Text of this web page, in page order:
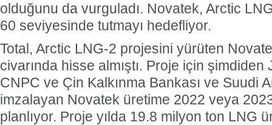
olduğunu da vurguladı. Novatek, Arctic
60 seviyesinde tutmayı hedefliyor.
Total, Arctic LNG-2 projesini yürüten
civarında hisse almıştı. Proje için
CNPC ve Çin Kalkınma Bankası ve Suudi
imzalayan Novatek üretime 2022 veya 2023
planlıyor. Proje yılda 19.8 milyon ton LNG